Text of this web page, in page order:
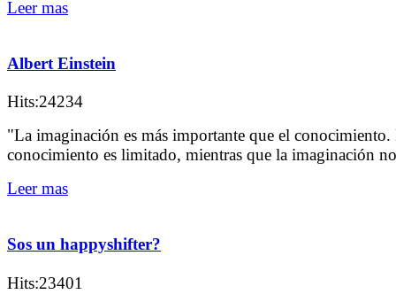
Leer mas
Albert Einstein
Hits:24234
"La imaginación es más importante que el conocimiento.
conocimiento es limitado, mientras que la imaginación
Leer mas
Sos un happyshifter?
Hits:23401